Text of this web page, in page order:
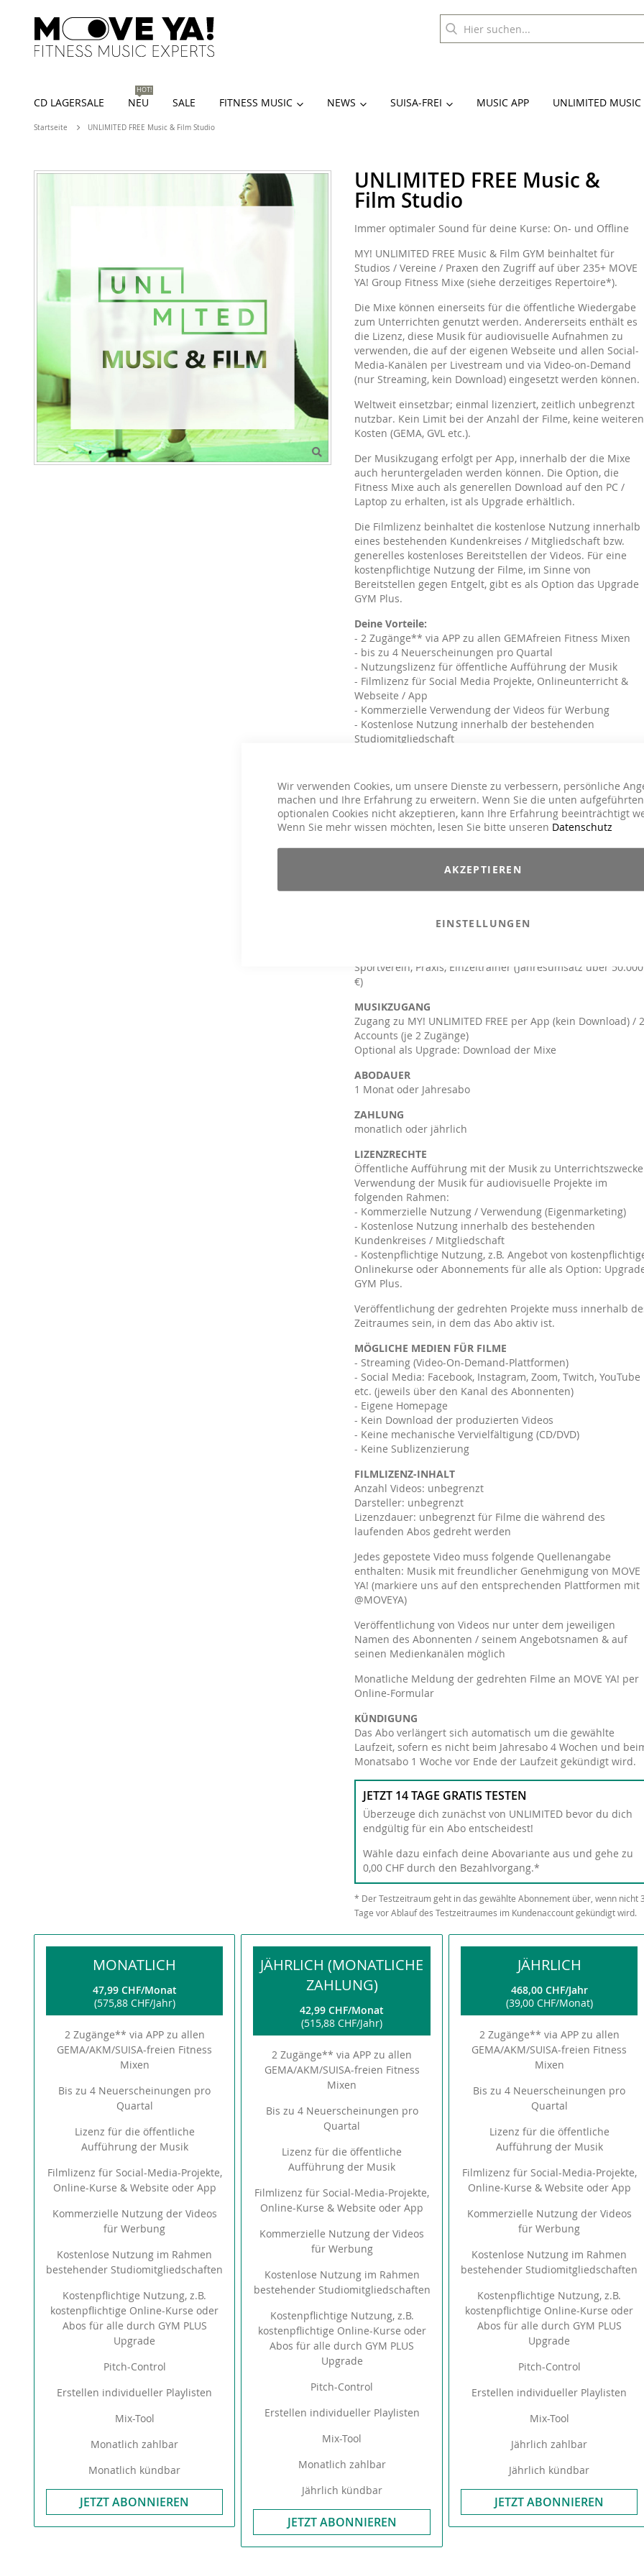
Wir verwenden Cookies, um unsere Dienste zu verbessern, persönliche
machen und Ihre Erfahrung zu erweitern. Wenn Sie die unten aufgeführten
optionalen Cookies nicht akzeptieren, kann Ihre Erfahrung beeinträchtigt
Wenn Sie mehr wissen möchten, lesen Sie bitte unseren Datenschutz
AKZEPTIEREN
EINSTELLUNGEN
CD LAGERSALE NEU
HOT!
SALE FITNESS MUSIC NEWS SUISA-FREI MUSIC APP UNLIMITED MUSIC
Startseite UNLIMITED FREE Music & Film Studio
UNLIMITED FREE Music &
Film Studio
Immer optimaler Sound für deine Kurse: On- und Offline
MY! UNLIMITED FREE Music & Film GYM beinhaltet für
Studios / Vereine / Praxen den Zugriff auf über 235+ MOVE
YA! Group Fitness Mixe (siehe derzeitiges Repertoire*).
Die Mixe können einerseits für die öffentliche Wiedergabe
zum Unterrichten genutzt werden. Andererseits enthält es
die Lizenz, diese Musik für audiovisuelle Aufnahmen zu
verwenden, die auf der eigenen Webseite und allen Social-
Media-Kanälen per Livestream und via Video-on-Demand
(nur Streaming, kein Download) eingesetzt werden können.
Weltweit einsetzbar; einmal lizenziert, zeitlich unbegrenzt
nutzbar. Kein Limit bei der Anzahl der Filme, keine weiteren
Kosten (GEMA, GVL etc.).
Der Musikzugang erfolgt per App, innerhalb der die Mixe
auch heruntergeladen werden können. Die Option, die
Fitness Mixe auch als generellen Download auf den PC /
Laptop zu erhalten, ist als Upgrade erhältlich.
Die Filmlizenz beinhaltet die kostenlose Nutzung innerhalb
eines bestehenden Kundenkreises / Mitgliedschaft bzw.
generelles kostenloses Bereitstellen der Videos. Für eine
kostenpflichtige Nutzung der Filme, im Sinne von
Bereitstellen gegen Entgelt, gibt es als Option das Upgrade
GYM Plus.
Deine Vorteile:
- 2 Zugänge** via APP zu allen GEMAfreien Fitness Mixen
- bis zu 4 Neuerscheinungen pro Quartal
- Nutzungslizenz für öffentliche Aufführung der Musik
- Filmlizenz für Social Media Projekte, Onlineunterricht &
Webseite / App
- Kommerzielle Verwendung der Videos für Werbung
- Kostenlose Nutzung innerhalb der bestehenden
Studiomitgliedschaft
- Pitch-Control
- Erstellen individueller Playlisten
- Mix Tool
* ausgenommen weniger Mixe (einige AROHA & Lucia Schmidt Titel)
+49 4171/79599-0oder
Sportverein, Praxis, Einzeltrainer (Jahresumsatz über 50.000
€)
MUSIKZUGANG
Zugang zu MY! UNLIMITED FREE per App (kein Download) / 2
Accounts (je 2 Zugänge)
Optional als Upgrade: Download der Mixe
ABODAUER
1 Monat oder Jahresabo
ZAHLUNG
monatlich oder jährlich
LIZENZRECHTE
Öffentliche Aufführung mit der Musik zu
Verwendung der Musik für audiovisuelle Projekte im
folgenden Rahmen:
- Kommerzielle Nutzung / Verwendung (Eigenmarketing)
- Kostenlose Nutzung innerhalb des bestehenden
Kundenkreises / Mitgliedschaft
- Kostenpflichtige Nutzung, z.B. Angebot von
Onlinekurse oder Abonnements für alle als Option:
GYM Plus.
Veröffentlichung der gedrehten Projekte muss innerhalb
Zeitraumes sein, in dem das Abo aktiv ist.
MÖGLICHE MEDIEN FÜR FILME
- Streaming (Video-On-Demand-Plattformen)
- Social Media: Facebook, Instagram, Zoom, Twitch, YouTube
etc. (jeweils über den Kanal des Abonnenten)
- Eigene Homepage
- Kein Download der produzierten Videos
- Keine mechanische Vervielfältigung (CD/DVD)
- Keine Sublizenzierung
FILMLIZENZ-INHALT
Anzahl Videos: unbegrenzt
Darsteller: unbegrenzt
Lizenzdauer: unbegrenzt für Filme die während des
laufenden Abos gedreht werden
Jedes gepostete Video muss folgende Quellenangabe
enthalten: Musik mit freundlicher Genehmigung von MOVE
YA! (markiere uns auf den entsprechenden Plattformen mit
@MOVEYA)
Veröffentlichung von Videos nur unter dem jeweiligen
Namen des Abonnenten / seinem Angebotsnamen & auf
seinen Medienkanälen möglich
Monatliche Meldung der gedrehten Filme an MOVE YA! per
Online-Formular
KÜNDIGUNG
Das Abo verlängert sich automatisch um die gewählte
Laufzeit, sofern es nicht beim Jahresabo 4 Wochen und
Monatsabo 1 Woche vor Ende der Laufzeit gekündigt wird.
JETZT 14 TAGE GRATIS TESTEN
Überzeuge dich zunächst von UNLIMITED bevor du dich
endgültig für ein Abo entscheidest!
Wähle dazu einfach deine Abovariante aus und gehe zu
0,00 CHF durch den Bezahlvorgang.*
* Der Testzeitraum geht in das gewählte Abonnement über, wenn nicht
Tage vor Ablauf des Testzeitraumes im Kundenaccount gekündigt wird.
MONATLICH
47,99 CHF Monat
575,88 CHF Jahr
2 Zugänge** via APP zu allen
GEMA/AKM/SUISA-freien Fitness
Mixen
Bis zu 4 Neuerscheinungen pro
Quartal
Lizenz für die öffentliche
Aufführung der Musik
Filmlizenz für Social-Media-Projekte,
Online-Kurse & Website oder App
Kommerzielle Nutzung der Videos
für Werbung
Kostenlose Nutzung im Rahmen
bestehender Studiomitgliedschaften
Kostenpflichtige Nutzung, z.B.
kostenpflichtige Online-Kurse oder
Abos für alle durch GYM PLUS
Upgrade
Pitch-Control
Erstellen individueller Playlisten
Mix-Tool
Monatlich zahlbar
Monatlich kündbar
JETZT ABONNIEREN
JÄHRLICH (MONATLICHE
ZAHLUNG)
42,99 CHF Monat
515,88 CHF Jahr
2 Zugänge** via APP zu allen
GEMA/AKM/SUISA-freien Fitness
Mixen
Bis zu 4 Neuerscheinungen pro
Quartal
Lizenz für die öffentliche
Aufführung der Musik
Filmlizenz für Social-Media-Projekte,
Online-Kurse & Website oder App
Kommerzielle Nutzung der Videos
für Werbung
Kostenlose Nutzung im Rahmen
bestehender Studiomitgliedschaften
Kostenpflichtige Nutzung, z.B.
kostenpflichtige Online-Kurse oder
Abos für alle durch GYM PLUS
Upgrade
Pitch-Control
Erstellen individueller Playlisten
Mix-Tool
Monatlich zahlbar
Jährlich kündbar
JETZT ABONNIEREN
JÄHRLICH
468,00 CHF Jahr
39,00 CHF Monat
2 Zugänge** via APP zu allen
GEMA/AKM/SUISA-freien Fitness
Mixen
Bis zu 4 Neuerscheinungen pro
Quartal
Lizenz für die öffentliche
Aufführung der Musik
Filmlizenz für Social-Media-Projekte,
Online-Kurse & Website oder App
Kommerzielle Nutzung der Videos
für Werbung
Kostenlose Nutzung im Rahmen
bestehender Studiomitgliedschaften
Kostenpflichtige Nutzung, z.B.
kostenpflichtige Online-Kurse oder
Abos für alle durch GYM PLUS
Upgrade
Pitch-Control
Erstellen individueller Playlisten
Mix-Tool
Jährlich zahlbar
Jährlich kündbar
JETZT ABONNIEREN